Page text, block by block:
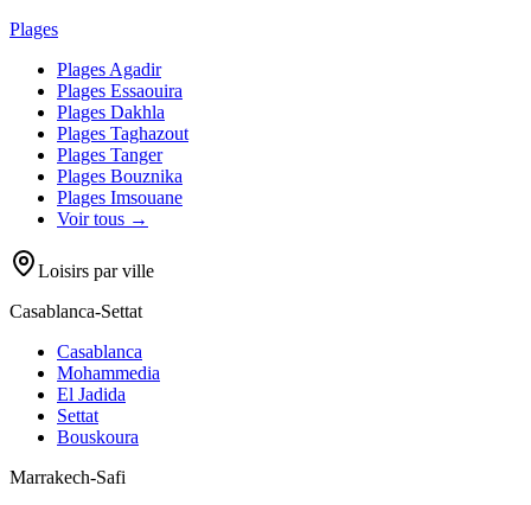
Plages
Plages Agadir
Plages Essaouira
Plages Dakhla
Plages Taghazout
Plages Tanger
Plages Bouznika
Plages Imsouane
Voir tous →
Loisirs par ville
Casablanca-Settat
Casablanca
Mohammedia
El Jadida
Settat
Bouskoura
Marrakech-Safi